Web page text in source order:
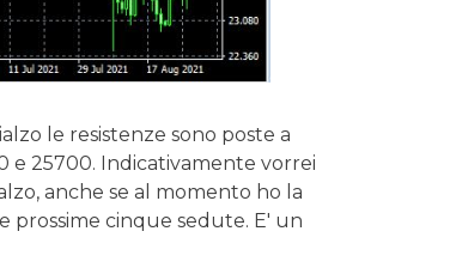
le resistenze sono poste a
e 25700. Indicativamente vorrei
anche se al momento ho la
prossime cinque sedute. E' un